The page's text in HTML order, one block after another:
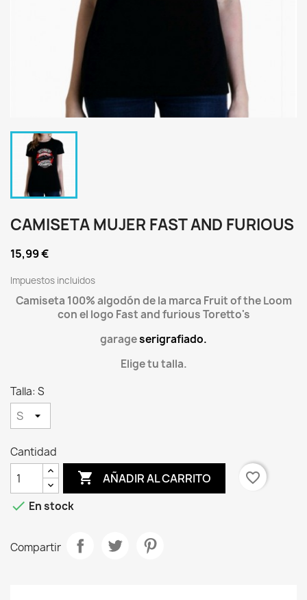
CAMISETA MUJER FAST AND FURIOUS
15,99 €
Impuestos incluidos
Camiseta 100% algodón de la marca Fruit of the Loom
con el logo Fast and furious Toretto's
garageserigrafiado.
Elige tu talla.
Talla: S
Cantidad
 AÑADIR AL CARRITO
favorite_border
 En stock
Compartir